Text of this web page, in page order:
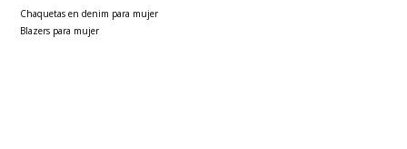
Chaquetas en denim para mujer
Blazers para mujer